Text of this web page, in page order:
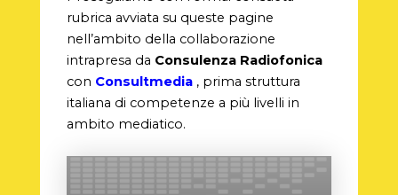
rubrica avviata su queste pagine
nell’ambito della collaborazione
intrapresa da Consulenza Radiofonica
con Consultmedia, prima struttura
italiana di competenze a più livelli in
ambito mediatico.